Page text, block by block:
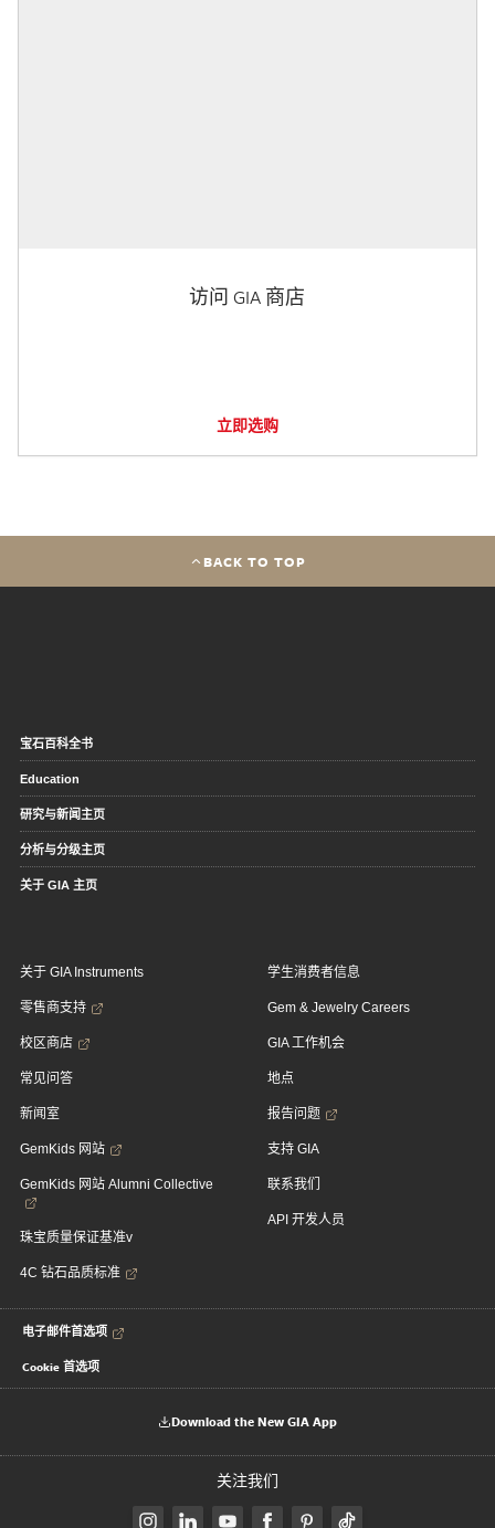
访问 GIA 商店
立即选购
BACK TO TOP
宝石百科全书
Education
研究与新闻主页
分析与分级主页
关于 GIA 主页
关于 GIA Instruments
零售商支持
校区商店
常见问答
新闻室
GemKids 网站
GemKids 网站 Alumni Collective
珠宝质量保证基准v
4C 钻石品质标准
学生消费者信息
Gem & Jewelry Careers
GIA 工作机会
地点
报告问题
支持 GIA
联系我们
API 开发人员
电子邮件首选项
Cookie 首选项
Download the New GIA App
关注我们